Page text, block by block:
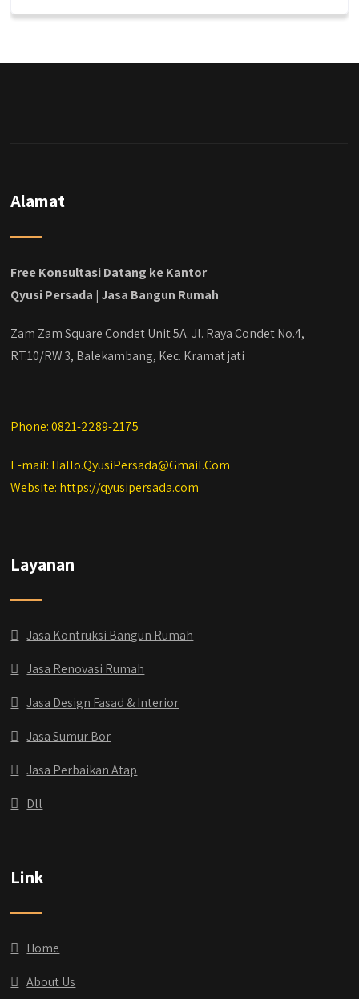
#kontraktorbekasi #kontraktorinteriorjakarta
#jasabangunrumahdepok
#jasadesainrumahmurah
#kontraktorbangunanjabodetabek
Alamat
Free Konsultasi Datang ke Kantor
Qyusi Persada | Jasa Bangun Rumah
Zam Zam Square Condet Unit 5A. Jl. Raya Condet No.4,
RT.10/RW.3, Balekambang, Kec. Kramat jati
Phone: 0821-2289-2175
E-mail: Hallo.QyusiPersada@Gmail.Com
Website: https://qyusipersada.com
Layanan
Jasa Kontruksi Bangun Rumah
Jasa Renovasi Rumah
Jasa Design Fasad & Interior
Jasa Sumur Bor
Jasa Perbaikan Atap
Dll
Link
Home
About Us